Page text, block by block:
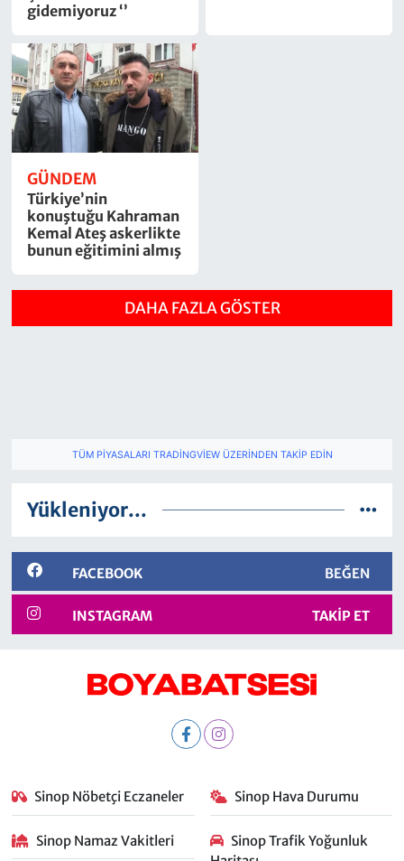
gidemiyoruz ‘’
GÜNDEM
Türkiye’nin
konuştuğu Kahraman
Kemal Ateş askerlikte
bunun eğitimini almış
DAHA FAZLA GÖSTER
TÜM PIYASALARI TRADINGVIEW ÜZERINDEN TAKIP EDIN
Yükleniyor...
FACEBOOK BEĞEN
INSTAGRAM TAKIP ET
Sinop Nöbetçi Eczaneler Sinop Hava Durumu
Sinop Namaz Vakitleri
Sinop Trafik Yoğunluk